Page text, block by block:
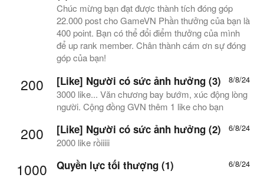
Chúc mừng bạn đạt được thành tích đóng góp
22.000 post cho GameVN Phần thưởng của bạn là
400 point. Bạn có thể đổi điểm thưởng của mình
để up rank member. Chân thành cám ơn sự đóng
góp của bạn!
200 8/8/24
[Like] Người có sức ảnh hưởng (3)
3000 like... Văn chương bay bướm, xúc động lòng
người. Cộng đồng GVN thêm 1 like cho bạn
200 6/8/24
[Like] Người có sức ảnh hưởng (2)
2000 like rồiiiii
1000 6/8/24
Quyền lực tối thượng (1)